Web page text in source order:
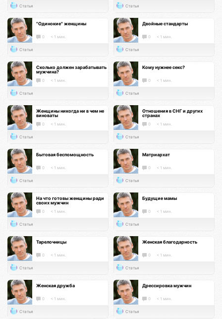
Статья Статья
"Одинокие" женщины
0 < 1 мин.
Статья
Двойные стандарты
0 < 1 мин.
Статья
Сколько должен зарабатывать
мужчина?
0 < 1 мин.
Статья
Кому нужнее секс?
0 < 1 мин.
Статья
Женщины никогда ни в чем не
виноваты
0 < 1 мин.
Статья
Отношения в СНГ и других
странах
0 < 1 мин.
Статья
Бытовая беспомощность
0 < 1 мин.
Статья
Матриархат
0 < 1 мин.
Статья
На что готовы женщины ради
своих мужчин
0 < 1 мин.
Статья
Будущие мамы
0 < 1 мин.
Статья
Тарелочницы
0 < 1 мин.
Статья
Женская благодарность
0 < 1 мин.
Статья
Женская дружба
0 < 1 мин.
Статья
Дрессировка мужчин
0 < 1 мин.
Статья